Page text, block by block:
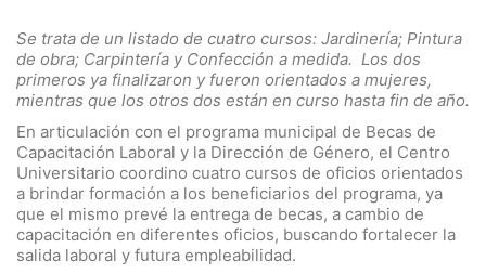
Se trata de un listado de cuatro cursos: Jardinería; Pintura
de obra; Carpintería y Confección a medida. Los dos
primeros ya finalizaron y fueron orientados a mujeres,
mientras que los otros dos están en curso hasta fin de año.
En articulación con el programa municipal de Becas de
Capacitación Laboral y la Dirección de Género, el Centro
Universitario coordino cuatro cursos de oficios orientados
a brindar formación a los beneficiarios del programa, ya
que el mismo prevé la entrega de becas, a cambio de
capacitación en diferentes oficios, buscando fortalecer la
salida laboral y futura empleabilidad.